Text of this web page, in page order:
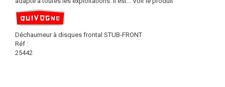
Déchaumeur à disques frontal STUB-FRONT
Réf :
25442